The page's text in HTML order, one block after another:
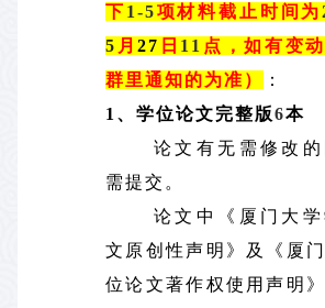
下 1-5项材料截止时间为
5 月27 日 11 点，如有变
群里通知的为准）
：
1、学位论文完整版6本
论文有无需修改
需提交。
论文中《厦门大
文原创性声明》及《厦
位论文著作权使用声明